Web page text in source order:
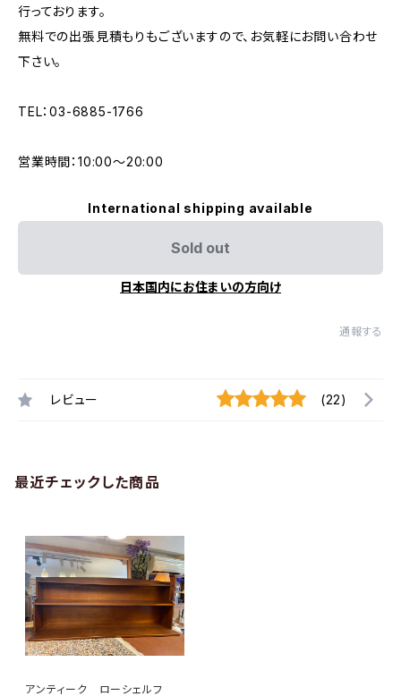
行っております。
無料での出張見積もりもございますので、お気軽にお問い合わせ
下さい。
TEL：03-6885-1766
営業時間：10:00〜20:00
International shipping available
Sold out
日本国内にお住まいの方向け
通報する
レビュー (22)
最近チェックした商品
アンティーク ローシェルフ